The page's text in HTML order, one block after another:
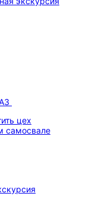
цех
самосвале